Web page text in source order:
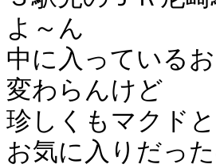
よ～ん
中に入っている
変わらんけど
珍しくもマクド
お気に入りだっ